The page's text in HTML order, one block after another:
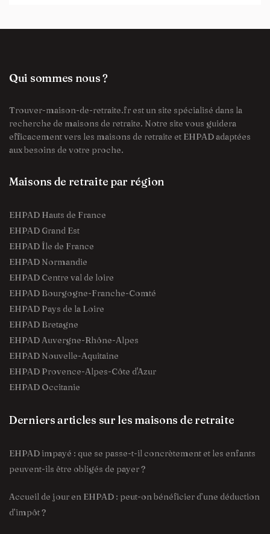
Qui sommes nous ?
Trouver-maison-de-retraite.fr est un site spécialisé dans la
recherche de maisons de retraite. Notre site vous guidera
efficacement vers les maisons de retraite et EHPAD adaptées
aux besoins de votre proche.
Maisons de retraite par région
EHPAD Hauts de France
EHPAD Grand Est
EHPAD Île de France
EHPAD Normandie
EHPAD Centre val de loire
EHPAD Bourgogne-Franche-Comté
EHPAD Pays de la Loire
EHPAD Bretagne
EHPAD Auvergne-Rhône-Alpes
EHPAD Nouvelle-Aquitaine
EHPAD Provence-Alpes-Côte d'Azur
EHPAD Occitanie
Derniers articles sur les maisons de retraite
EHPAD impayé : que se passe-t-il concrètement et les enfants
peuvent-ils être obligés de payer ?
Accueil de jour en EHPAD : peut-on bénéficier d’une déduction
d’impôt ?